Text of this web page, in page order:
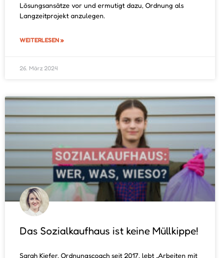
Lösungsansätze vor und ermutigt dazu, Ordnung als
Langzeitprojekt anzulegen.
WEITERLESEN »
26. März 2024
Das Sozialkaufhaus ist keine Müllkippe!
Sarah Kiefer, Ordnungscoach seit 2017, lebt „Arbeiten mit